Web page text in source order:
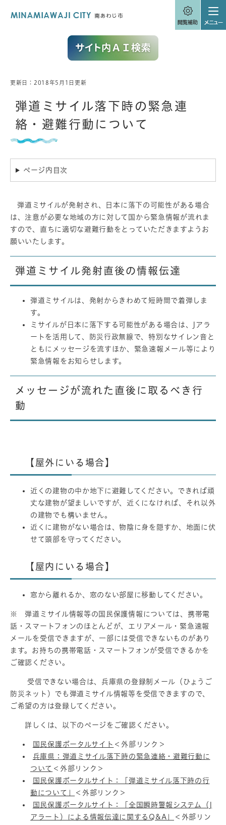
本
更新日：2018年5月1日更新
弾道ミサイル落下時の緊急連
絡・避難行動について
ページ内目次
弾道ミサイルが発射され、日本に落下の可能性がある場合
は、注意が必要な地域の方に対して国から緊急情報が流れま
すので、直ちに適切な避難行動をとっていただきますようお
願いいたします。
弾道ミサイル発射直後の情報伝達
弾道ミサイルは、発射からきわめて短時間で着弾しま
す。
ミサイルが日本に落下する可能性がある場合は、Jアラ
ートを活用して、防災行政無線で、特別なサイレン音と
ともにメッセージを流すほか、緊急速報メール等により
緊急情報をお知らせします。
メッセージが流れた直後に取るべき行
動
【屋外にいる場合】
近くの建物の中か地下に避難してください。できれば頑
丈な建物が望ましいですが、近くになければ、それ以外
の建物でも構いません。
近くに建物がない場合は、物陰に身を隠すか、地面に伏
せて頭部を守ってください。
【屋内にいる場合】
窓から離れるか、窓のない部屋に移動してください。
※ 弾道ミサイル情報等の国民保護情報については、携帯電
話・スマートフォンのほとんどが、エリアメール・緊急速報
メールを受信できますが、一部には受信できないものがあり
ます。お持ちの携帯電話・スマートフォンが受信できるかを
ご確認ください。
受信できない場合は、兵庫県の登録制メール（ひょうご
防災ネット）でも弾道ミサイル情報等を受信できますので、
ご希望の方は登録してください。
詳しくは、以下のページをご確認ください。
国民保護ポータルサイト ＜外部リンク＞
兵庫県：弾道ミサイル落下時の緊急連絡・避難行動に
ついて ＜外部リンク＞
国民保護ポータルサイト：「弾道ミサイル落下時の行
動について」
＜外部リンク＞
国民保護ポータルサイト：「全国瞬時警報システム（J
アラート）による情報伝達に関するQ&A」
＜外部リン